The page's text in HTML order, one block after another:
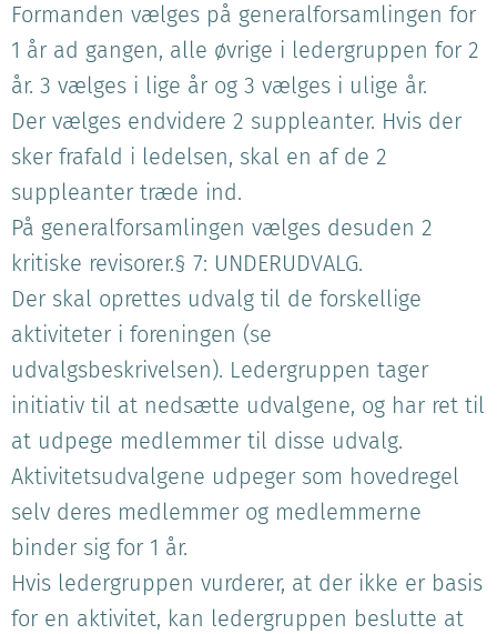
Formanden vælges på generalforsamlingen for
1 år ad gangen, alle øvrige i ledergruppen for 2
år. 3 vælges i lige år og 3 vælges i ulige år.
Der vælges endvidere 2 suppleanter. Hvis der
sker frafald i ledelsen, skal en af de 2
suppleanter træde ind.
På generalforsamlingen vælges desuden 2
kritiske revisorer.§ 7: UNDERUDVALG.
Der skal oprettes udvalg til de forskellige
aktiviteter i foreningen (se
udvalgsbeskrivelsen). Ledergruppen tager
initiativ til at nedsætte udvalgene, og har ret til
at udpege medlemmer til disse udvalg.
Aktivitetsudvalgene udpeger som hovedregel
selv deres medlemmer og medlemmerne
binder sig for 1 år.
Hvis ledergruppen vurderer, at der ikke er basis
for en aktivitet, kan ledergruppen beslutte at